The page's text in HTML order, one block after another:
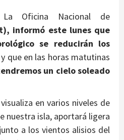
La Oficina Nacional de
informó este lunes que
se reducirán los
y que en las horas matutinas
un cielo soleado
en varios niveles de
nuestra isla, aportará ligera
a los vientos alisios del